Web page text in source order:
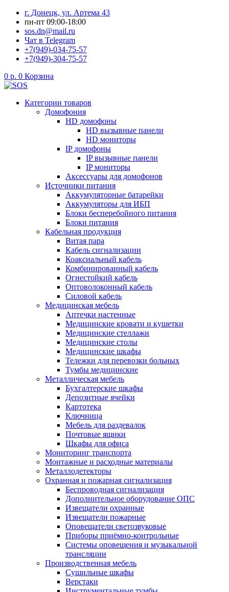
Перейти
содержимому
г. Донецк, ул. Артема 43
пн-пт 09:00-18:00
sos.dn@mail.ru
Чат в Telegram
+7(949)-034-75-57
+7(949)-304-75-57
0 р. 0 Корзина
Категории товаров
Домофония
HD домофоны
HD вызывные панели
HD мониторы
IP домофоны
IP вызывные панели
IP мониторы
Аксессуары для домофонов
Источники питания
Аккумуляторные батарейки
Аккумуляторы для ИБП
Блоки бесперебойного питания
Блоки питания
Кабельная продукция
Витая пара
Кабель сигнализации
Коаксиальный кабель
Комбинированный кабель
Огнестойкий кабель
Оптоволоконный кабель
Силовой кабель
Медицинская мебель
Аптечки настенные
Медицинские кровати и кушетки
Медицинские стеллажи
Медицинские столы
Медицинские шкафы
Тележки для перевозки больных
Тумбы медицинские
Металлическая мебель
Бухгалтерские шкафы
Депозитные ячейки
Картотека
Ключница
Мебель для раздевалок
Почтовые ящики
Шкафы для офиса
Мониторинг транспорта
Монтажные и расходные материалы
Металлодетекторы
Охранная и пожарная сигнализация
Беспроводная сигнализация
Дополнительное оборудование ОПС
Извещатели охранные
Извещатели пожарные
Оповещатели светозвуковые
Приборы приёмно-контрольные
Системы оповещения и музыкальной
трансляции
Производственная мебель
Cушильные шкафы
Верстаки